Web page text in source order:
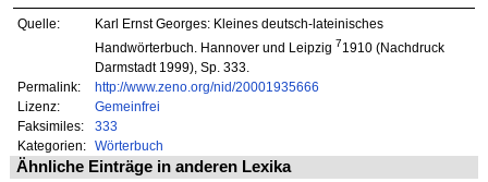
Quelle:
Karl Ernst Georges: Kleines deutsch-lateinisches
Handwörterbuch. Hannover und Leipzig 71910 (Nachdruck
Darmstadt 1999), Sp. 333.
Permalink:
http://www.zeno.org/nid/20001935666
Lizenz:
Gemeinfrei
Faksimiles:
333
Kategorien:
Wörterbuch
Ähnliche Einträge in anderen Lexika